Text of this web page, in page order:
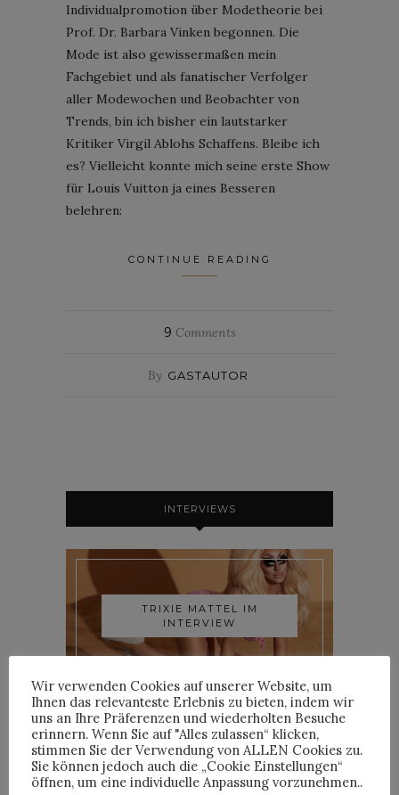
Individualpromotion über Modetheorie bei
Prof. Dr. Barbara Vinken begonnen. Die
Mode ist also gewissermaßen mein
Fachgebiet und als fanatischer Verfolger
aller Modewochen und Beobachter von
Trends, bin ich bisher ein lautstarker
Kritiker Virgil Ablohs Schaffens. Bleibe ich
es? Vielleicht konnte mich seine erste Show
für Louis Vuitton ja eines Besseren
belehren:
CONTINUE READING
9 Comments
By GASTAUTOR
INTERVIEWS
TRIXIE MATTEL IM
INTERVIEW
YOANN LEMOINE AKA
WOODKID IM INTERVIEW
Wir verwenden Cookies auf unserer Website, um
Ihnen das relevanteste Erlebnis zu bieten, indem wir
uns an Ihre Präferenzen und wiederholten Besuche
erinnern. Wenn Sie auf "Alles zulassen“ klicken,
stimmen Sie der Verwendung von ALLEN Cookies zu.
Sie können jedoch auch die „Cookie Einstellungen“
öffnen, um eine individuelle Anpassung vorzunehmen..